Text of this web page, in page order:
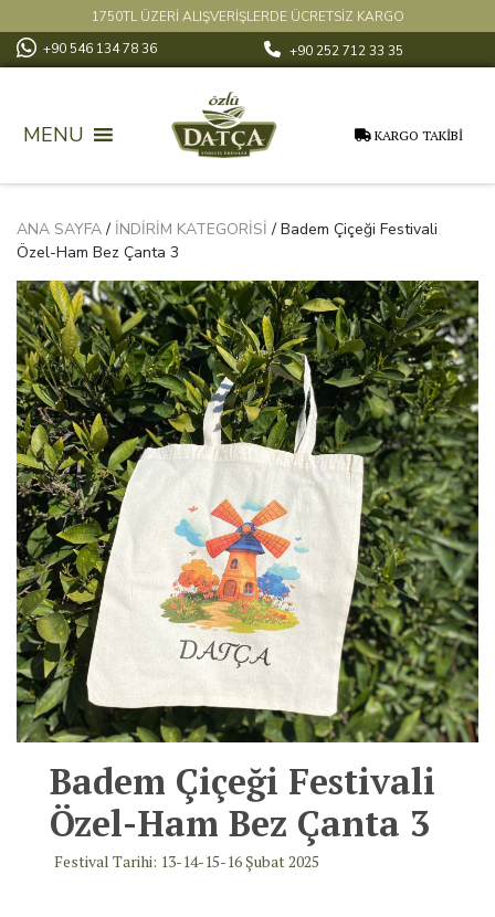
1750TL ÜZERİ ALIŞVERİŞLERDE ÜCRETSİZ KARGO
+90 546 134 78 36
+90 252 712 33 35
MENU KARGO TAKİBİ
ANA SAYFA/ İNDIRIM KATEGORISI / Badem Çiçeği Festivali
Özel-Ham Bez Çanta 3
Badem Çiçeği Festivali
Özel-Ham Bez Çanta 3
Festival Tarihi: 13-14-15-16 Şubat 2025